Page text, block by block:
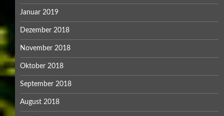
Januar 2019
Dezember 2018
November 2018
Oktober 2018
September 2018
August 2018